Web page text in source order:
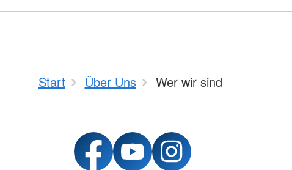
Start Über Uns Wer wir sind